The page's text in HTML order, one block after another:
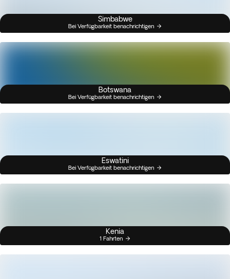
Simbabwe
Bei Verfügbarkeit benachrichtigen
Botswana
Bei Verfügbarkeit benachrichtigen
Eswatini
Bei Verfügbarkeit benachrichtigen
Kenia
1 Fahrten